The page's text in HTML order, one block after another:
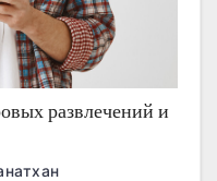
развлечений и